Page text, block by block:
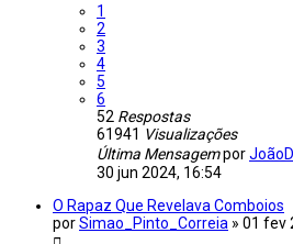
1
2
3
4
5
6
52 Respostas
61941 Visualizações
Última Mensagempor
30 jun 2024, 16:54
O Rapaz Que Revelava Comboios
porSimao_Pinto_Correia » 01 fev